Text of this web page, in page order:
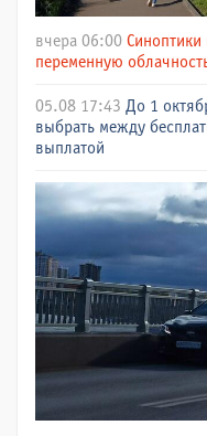
вчера 06:00 Синоптики
переменную
05.08 17:43 До 1
выбрать между
выплатой